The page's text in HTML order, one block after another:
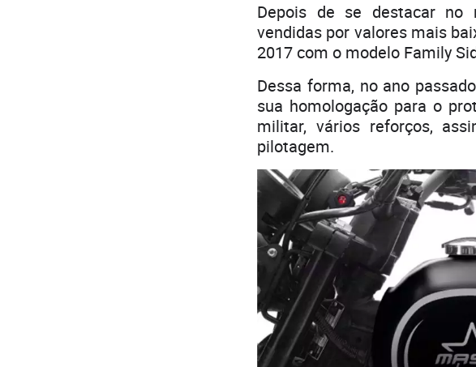
Depois de se destacar no
vendidas por valores mais
2017 com o modelo Family
Dessa forma, no ano
sua homologação para o
militar, vários reforços,
pilotagem.